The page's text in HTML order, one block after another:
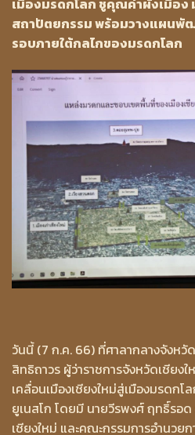
เมืองมรดกโลก ชูคุณค่าผังเมือ
สถาปัตยกรรม พร้อมวางแผนพั
รอบภายใต้กลไกของมรดกโลก
วันนี้ (7 ก.ค. 66) ที่ศาลากลางจังห
สิทธิถาวร ผู้ว่าราชการจังหวัดเชียง
เคลื่อนเมืองเชียงใหม่สู่เมืองมรดก
ยูเนสโก โดยมี นายวีรพงศ์ ฤทธิ์รอด
เชียงใหม่ และคณะกรรมการอำนวย